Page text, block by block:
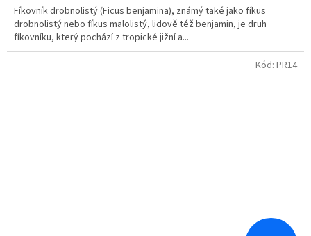
Fíkovník drobnolistý (Ficus benjamina), známý také jako fíkus
drobnolistý nebo fíkus malolistý, lidově též benjamin, je druh
fíkovníku, který pochází z tropické jižní a...
Kód: PR14